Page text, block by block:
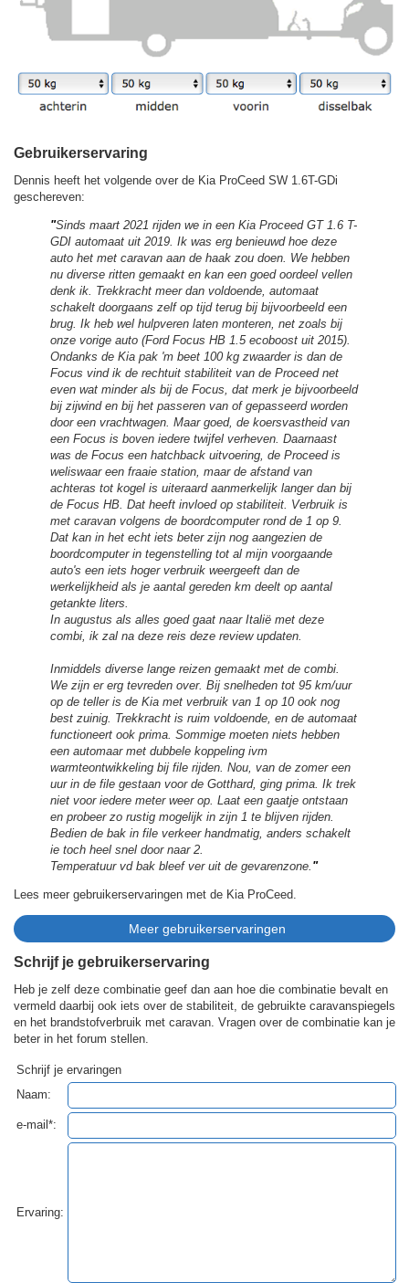
Gebruikerservaring
Dennis heeft het volgende over de Kia ProCeed SW 1.6T-GDi
geschereven:
"Sinds maart 2021 rijden we in een Kia Proceed GT 1.6 T-
GDI automaat uit 2019. Ik was erg benieuwd hoe deze
auto het met caravan aan de haak zou doen. We hebben
nu diverse ritten gemaakt en kan een goed oordeel vellen
denk ik. Trekkracht meer dan voldoende, automaat
schakelt doorgaans zelf op tijd terug bij bijvoorbeeld een
brug. Ik heb wel hulpveren laten monteren, net zoals bij
onze vorige auto (Ford Focus HB 1.5 ecoboost uit 2015).
Ondanks de Kia pak 'm beet 100 kg zwaarder is dan de
Focus vind ik de rechtuit stabiliteit van de Proceed net
even wat minder als bij de Focus, dat merk je bijvoorbeeld
bij zijwind en bij het passeren van of gepasseerd worden
door een vrachtwagen. Maar goed, de koersvastheid van
een Focus is boven iedere twijfel verheven. Daarnaast
was de Focus een hatchback uitvoering, de Proceed is
weliswaar een fraaie station, maar de afstand van
achteras tot kogel is uiteraard aanmerkelijk langer dan bij
de Focus HB. Dat heeft invloed op stabiliteit. Verbruik is
met caravan volgens de boordcomputer rond de 1 op 9.
Dat kan in het echt iets beter zijn nog aangezien de
boordcomputer in tegenstelling tot al mijn voorgaande
auto's een iets hoger verbruik weergeeft dan de
werkelijkheid als je aantal gereden km deelt op aantal
getankte liters.
In augustus als alles goed gaat naar Italië met deze
combi, ik zal na deze reis deze review updaten.
Inmiddels diverse lange reizen gemaakt met de combi.
We zijn er erg tevreden over. Bij snelheden tot 95 km/uur
op de teller is de Kia met verbruik van 1 op 10 ook nog
best zuinig. Trekkracht is ruim voldoende, en de automaat
functioneert ook prima. Sommige moeten niets hebben
een automaar met dubbele koppeling ivm
warmteontwikkeling bij file rijden. Nou, van de zomer een
uur in de file gestaan voor de Gotthard, ging prima. Ik trek
niet voor iedere meter weer op. Laat een gaatje ontstaan
en probeer zo rustig mogelijk in zijn 1 te blijven rijden.
Bedien de bak in file verkeer handmatig, anders schakelt
ie toch heel snel door naar 2.
Temperatuur vd bak bleef ver uit de gevarenzone. "
Lees meer gebruikerservaringen met de Kia ProCeed.
Schrijf je gebruikerservaring
Heb je zelf deze combinatie geef dan aan hoe die combinatie bevalt en
vermeld daarbij ook iets over de stabiliteit, de gebruikte caravanspiegels
en het brandstofverbruik met caravan. Vragen over de combinatie kan je
beter in het forum stellen.
Schrijf je ervaringen
Naam:
e-mail*:
Ervaring: